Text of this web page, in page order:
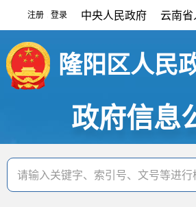
注册 登录 中央人民政府 云南
隆阳区人民
政府信息